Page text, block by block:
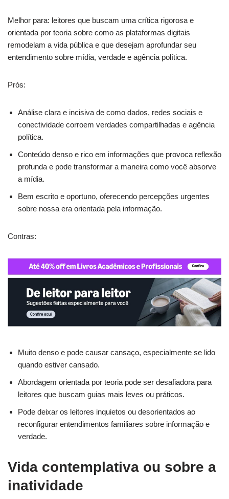
Melhor para: leitores que buscam uma crítica rigorosa e
orientada por teoria sobre como as plataformas digitais
remodelam a vida pública e que desejam aprofundar seu
entendimento sobre mídia, verdade e agência política.
Prós:
Análise clara e incisiva de como dados, redes sociais e
conectividade corroem verdades compartilhadas e agência
política.
Conteúdo denso e rico em informações que provoca reflexão
profunda e pode transformar a maneira como você absorve
a mídia.
Bem escrito e oportuno, oferecendo percepções urgentes
sobre nossa era orientada pela informação.
Contras:
Muito denso e pode causar cansaço, especialmente se lido
quando estiver cansado.
Abordagem orientada por teoria pode ser desafiadora para
leitores que buscam guias mais leves ou práticos.
Pode deixar os leitores inquietos ou desorientados ao
reconfigurar entendimentos familiares sobre informação e
verdade.
Vida contemplativa ou sobre a
inatividade